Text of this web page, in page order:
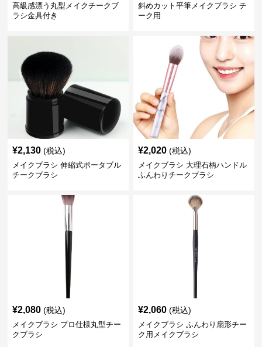
高級感漂う丸型メイクチークブ
ラシ金具付き
斜めカット平筆メイクブラシ チ
ーク用
¥2,130 (税込)
メイクブラシ 伸縮式ポータブル
チークブラシ
¥2,020 (税込)
メイクブラシ 大理石柄ハンドル
ふんわりチークブラシ
¥2,080 (税込)
メイクブラシ プロ仕様丸型チー
クブラシ
¥2,060 (税込)
メイクブラシ ふんわり扇形チー
ク用メイクブラシ